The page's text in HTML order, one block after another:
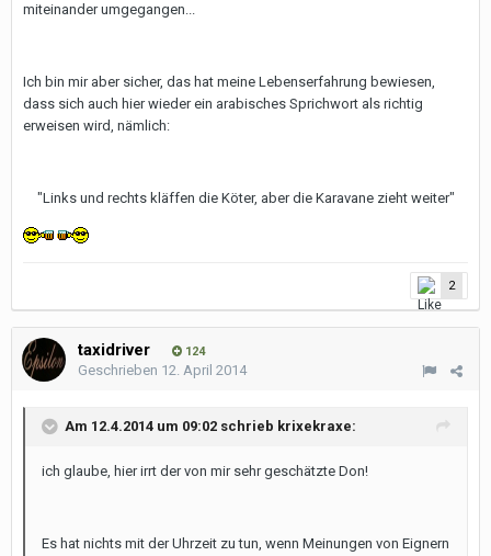
miteinander umgegangen...
Ich bin mir aber sicher, das hat meine Lebenserfahrung bewiesen,
dass sich auch hier wieder ein arabisches Sprichwort als richtig
erweisen wird, nämlich:
"Links und rechts kläffen die Köter, aber die Karavane zieht weiter"
2
taxidriver 124
Geschrieben 12. April 2014
Am 12.4.2014 um 09:02 schrieb krixekraxe:
ich glaube, hier irrt der von mir sehr geschätzte Don!
Es hat nichts mit der Uhrzeit zu tun, wenn Meinungen von Eignern